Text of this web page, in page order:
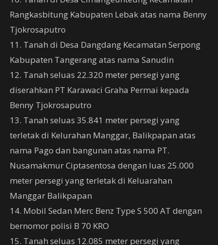
Rangkasbitung Kabupaten Lebak atas nama Benny
Tjokrosaputro
11. Tanah di Desa Dangdang Kecamatan Serpong
Kabupaten Tangerang atas nama Sanudin
12. Tanah seluas 22.320 meter persegi yang
diserahkan PT Karawaci Graha Permai kepada
Benny Tjokrosaputro
13. Tanah seluas 35.841 meter persegi yang
terletak di Kelurahan Manggar, Balikpapan atas
nama Pago dan bangunan atas nama PT.
Nusamakmur Ciptasentosa dengan luas 25.000
meter persegi yang terletak di Keluarahan
Manggar Balikpapan
14. Mobil Sedan Merc Benz Type S 500 AT dengan
bernomor polisi B 70 KRO
15. Tanah seluas 12.085 meter persegi yang